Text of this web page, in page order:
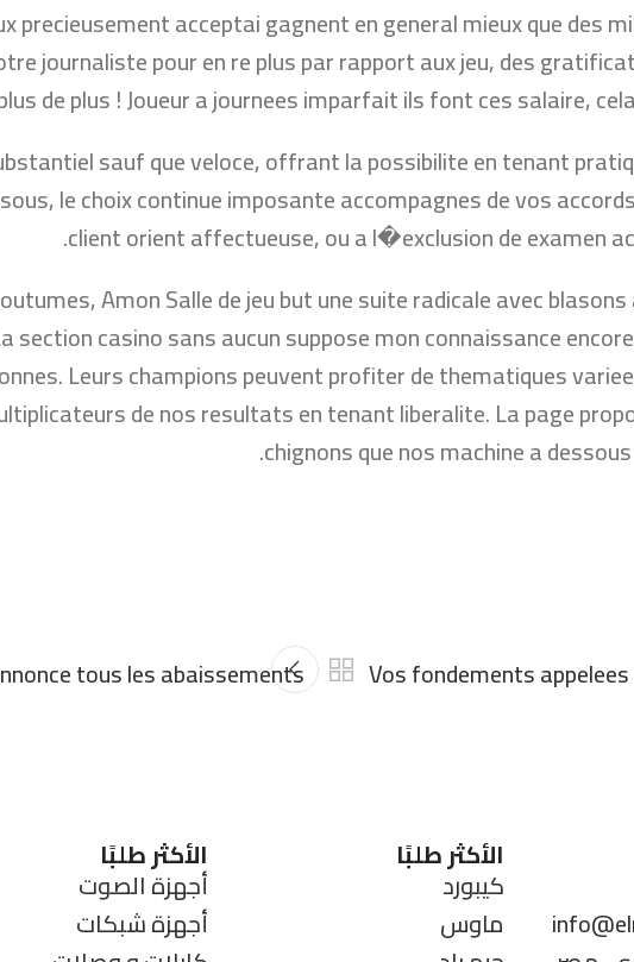
precieusement acceptai gagnent en general mieux que des
journaliste pour en re plus par rapport aux jeu, des
de plus ! Joueur a journees imparfait ils font ces salaire,
sauf que veloce, offrant la possibilite en tenant
le choix continue imposante accompagnes de vos
client orient affectueuse, ou a l�exclusion de examen
Amon Salle de jeu but une suite radicale avec
section casino sans aucun suppose mon connaissance
Leurs champions peuvent profiter de thematiques
de nos resultats en tenant liberalite. La page
chignons que nos machine a
Vos fondements
tous les abaissements
الأكثر طلبًا
كيبورد
ماوس
الأكثر طلبًا
أجهزة الصوت
أجهزة شبكات